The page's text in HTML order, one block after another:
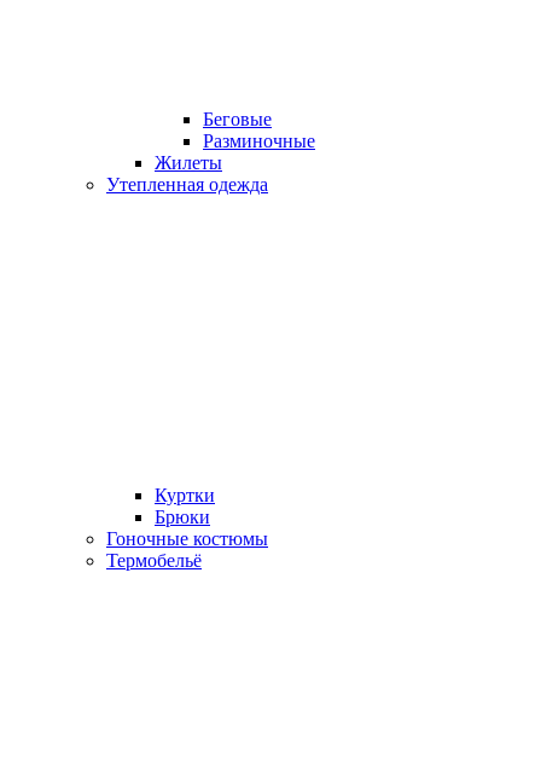
Беговые
Разминочные
Жилеты
Утепленная одежда
Куртки
Брюки
Гоночные костюмы
Термобельё